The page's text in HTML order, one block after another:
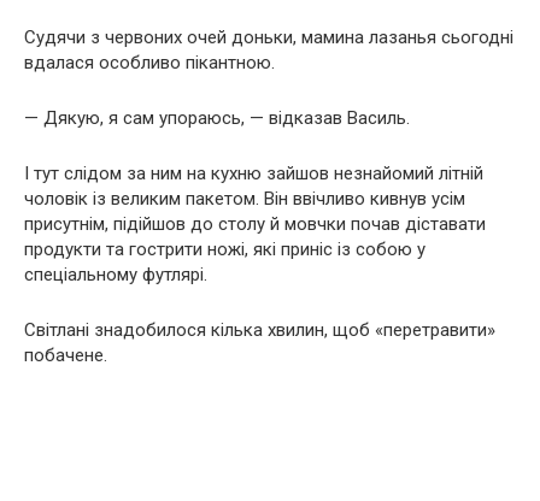
Судячи з червоних очей доньки, мамина лазанья сьогодні
вдалася особливо пікантною.
— Дякую, я сам упораюсь, — відказав Василь.
І тут слідом за ним на кухню зайшов незнайомий літній
чоловік із великим пакетом. Він ввічливо кивнув усім
присутнім, підійшов до столу й мовчки почав діставати
продукти та гострити ножі, які приніс із собою у
спеціальному футлярі.
Світлані знадобилося кілька хвилин, щоб «перетравити»
побачене.